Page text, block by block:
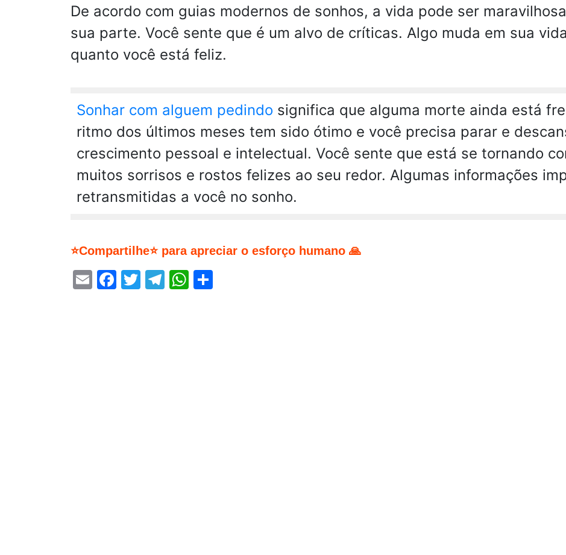
De acordo com guias modernos de sonhos, a vida pode ser
sua parte. Você sente que é um alvo de críticas. Algo muda em sua
quanto você está feliz.
Sonhar com alguem pedindo significa que alguma morte ainda está
ritmo dos últimos meses tem sido ótimo e você precisa parar e
crescimento pessoal e intelectual. Você sente que está se tornando
muitos sorrisos e rostos felizes ao seu redor. Algumas informações
retransmitidas a você no sonho.
⭐Compartilhe⭐ para apreciar o esforço humano 🙏
EmailFacebook
Twitter
Telegram
WhatsApp